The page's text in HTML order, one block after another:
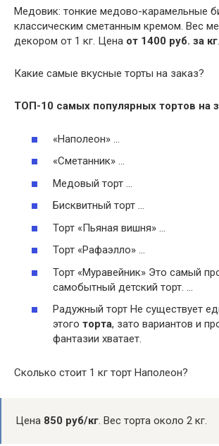
Медовик: тонкие медово-карамельные
классическим сметанным кремом. Вес
декором от 1 кг. Цена от 1400 руб. за кг.
Какие самые вкусные торты на заказ?
ТОП-10 самых популярных тортов на
«Наполеон» …
«Сметанник» …
Медовый торт …
Бисквитный торт …
Торт «Пьяная вишня» …
Торт «Рафаэлло» …
Торт «Муравейник» Это самый
самобытный детский торт. …
Радужный торт Не существует
этого торта, зато вариантов и
фантазии хватает.
Сколько стоит 1 кг торт Наполеон?
Цена 850 руб/кг. Вес торта около 2 кг.